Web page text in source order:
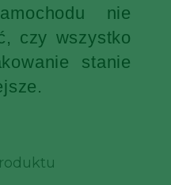
nie
czy wszystko
stanie